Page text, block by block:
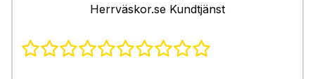
Herrväskor.se Kundtjänst